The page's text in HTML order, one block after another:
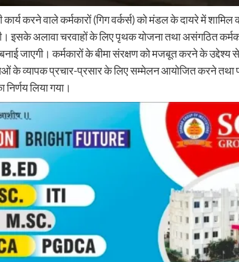
कार्य करने वाले कर्मकारों (गिग वर्कर्स) को मंडल के दायरे में
इसके अलावा चरवाहों के लिए पृथक योजना तथा असंगठित
जाएगी। कर्मकारों के बीमा संरक्षण को मजबूत करने के उद्देश्य
के व्यापक प्रचार-प्रसार के लिए सम्मेलन आयोजित करने
लिया गया।